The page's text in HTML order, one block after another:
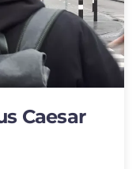
Caesar